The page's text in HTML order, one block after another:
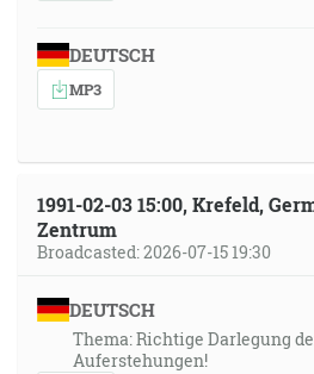
DEUTSCH
MP3
1991-02-03 15:00, Krefeld,
Zentrum
Broadcasted: 2026-07-15 19:30
DEUTSCH
Thema: Richtige Darlegung
Auferstehungen!